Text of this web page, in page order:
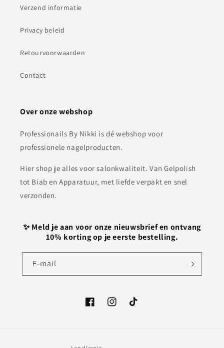
Verzend informatie
Privacy beleid
Retourvoorwaarden
Contact
Over onze webshop
Professionails By Nikki is dé webshop voor
professionele nagelproducten.
Hier shop je alles voor salonkwaliteit. Van Gelpolish
tot Biab en Apparatuur, met liefde verpakt en snel
verzonden.
✨ Meld je aan voor onze nieuwsbrief en ontvang
10% korting op je eerste bestelling.
E‑mail
FacebookInstagramTikTok